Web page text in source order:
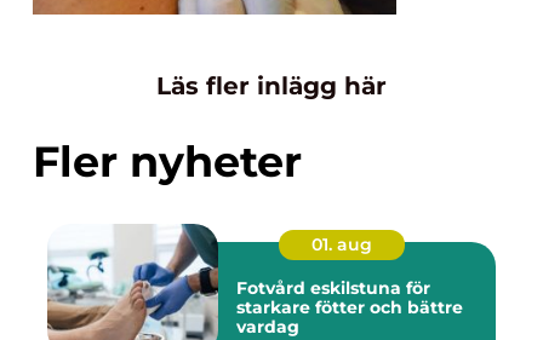
Läs fler inlägg här
Fler nyheter
01. aug
Fotvård eskilstuna för
starkare fötter och bättre
vardag